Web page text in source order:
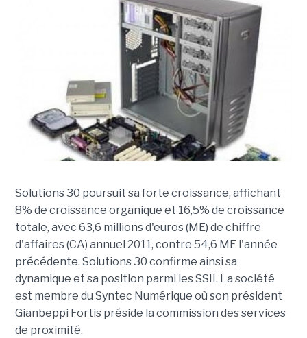
Solutions 30 poursuit sa forte croissance, affichant
8% de croissance organique et 16,5% de croissance
totale, avec 63,6 millions d'euros (ME) de chiffre
d'affaires (CA) annuel 2011, contre 54,6 ME l'année
précédente. Solutions 30 confirme ainsi sa
dynamique et sa position parmi les SSII. La société
est membre du Syntec Numérique où son président
Gianbeppi Fortis préside la commission des services
de proximité.